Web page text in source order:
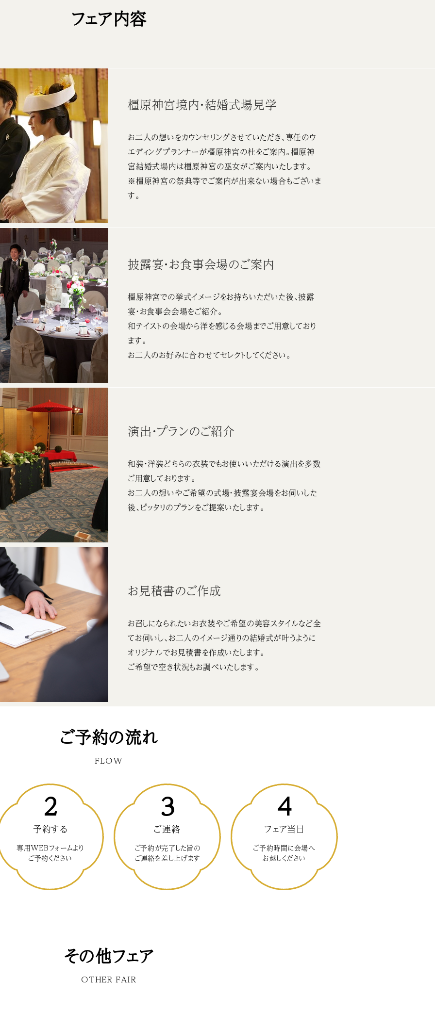
フェア内容
橿原神宮境内・結婚式場見学
お二人の想いをカウンセリングさせていただき、専任のウ
エディングプランナーが橿原神宮の杜をご案内。橿原神
宮結婚式場内は橿原神宮の巫女がご案内いたします。
※橿原神宮の祭典等でご案内が出来ない場合もございま
す。
披露宴・お食事会場のご案内
橿原神宮での挙式イメージをお持ちいただいた後、披露
宴・お食事会会場をご紹介。
和テイストの会場から洋を感じる会場までご用意しており
ます。
お二人のお好みに合わせてセレクトしてください。
演出・プランのご紹介
和装・洋装どちらの衣装でもお使いいただける演出を多数
ご用意しております。
お二人の想いやご希望の式場・披露宴会場をお伺いした
後、ピッタリのプランをご提案いたします。
お見積書のご作成
お召しになられたいお衣装やご希望の美容スタイルなど全
てお伺いし、お二人のイメージ通りの結婚式が叶うように
オリジナルでお見積書を作成いたします。
ご希望で空き状況もお調べいたします。
ご予約の流れ
FLOW
2
予約する
専用WEBフォームより
ご予約ください
3
ご連絡
ご予約が完了した旨の
ご連絡を差し上げます
4
フェア当日
ご予約時間に会場へ
お越しください
その他フェア
OTHER FAIR